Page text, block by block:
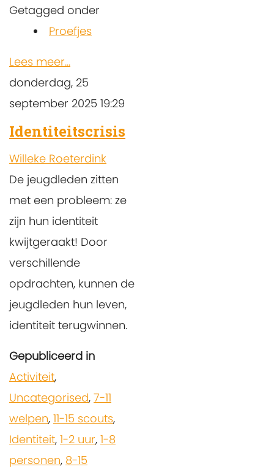
Getagged onder
Proefjes
Lees meer...
donderdag, 25
september 2025 19:29
Identiteitscrisis
Willeke Roeterdink
De jeugdleden zitten
met een probleem: ze
zijn hun identiteit
kwijtgeraakt! Door
verschillende
opdrachten, kunnen de
jeugdleden hun leven,
identiteit terugwinnen.
Gepubliceerd in
Activiteit,
Uncategorised, 7-11
welpen, 11-15 scouts,
Identiteit, 1-2 uur, 1-8
personen, 8-15